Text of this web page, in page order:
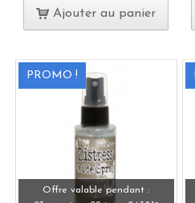
Ajouter au panier
PROMO !
Offre valable pendant :